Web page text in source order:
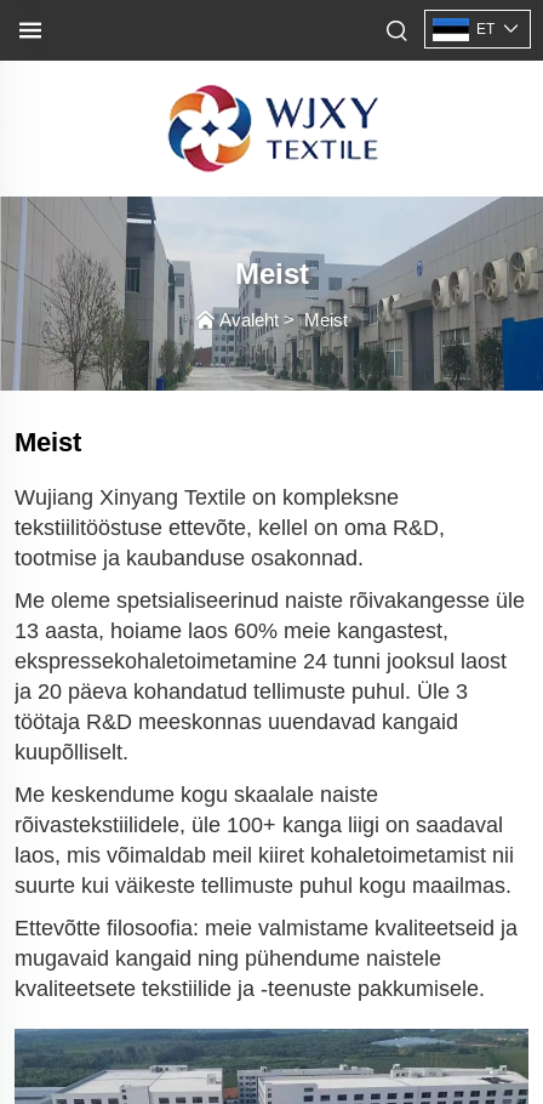
ET
Meist
Avaleht>Meist
Meist
Wujiang Xinyang Textile on kompleksne
tekstiilitööstuse ettevõte, kellel on oma R&D,
tootmise ja kaubanduse osakonnad.
Me oleme spetsialiseerinud naiste rõivakangesse üle
13 aasta, hoiame laos 60% meie kangastest,
ekspressekohaletoimetamine 24 tunni jooksul laost
ja 20 päeva kohandatud tellimuste puhul. Üle 3
töötaja R&D meeskonnas uuendavad kangaid
kuupõlliselt.
Me keskendume kogu skaalale naiste
rõivastekstiilidele, üle 100+ kanga liigi on saadaval
laos, mis võimaldab meil kiiret kohaletoimetamist nii
suurte kui väikeste tellimuste puhul kogu maailmas.
Ettevõtte filosoofia: meie valmistame kvaliteetseid ja
mugavaid kangaid ning pühendume naistele
kvaliteetsete tekstiilide ja -teenuste pakkumisele.